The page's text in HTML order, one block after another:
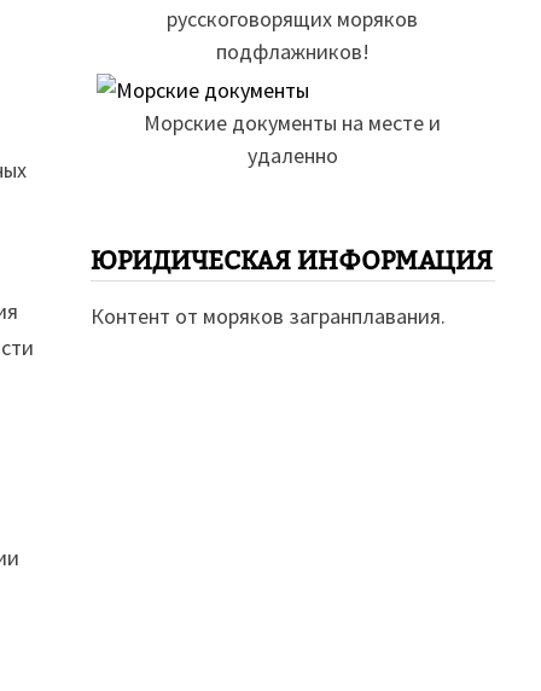
русскоговорящих моряков
подфлажников!
Морские документы на месте и
удаленно
ЮРИДИЧЕСКАЯ ИНФОРМАЦИЯ
Контент от моряков загранплавания.